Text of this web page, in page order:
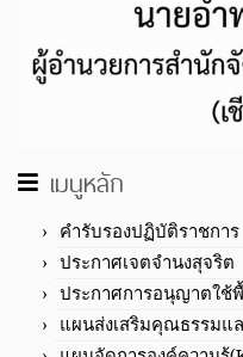
เมนูหลัก
คำรับรองปฏิบัติราชการ
ประกาศเจตจำนงสุจริต
ประกาศการอนุญาตใช้
แผนส่งเสริมคุณธรรมแ